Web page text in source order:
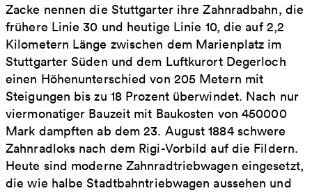
Zacke nennen die Stuttgarter ihre Zahnradbahn, die
frühere Linie 30 und heutige Linie 10, die auf 2,2
Kilometern Länge zwischen dem Marienplatz im
Stuttgarter Süden und dem Luftkurort Degerloch
einen Höhenunterschied von 205 Metern mit
Steigungen bis zu 18 Prozent überwindet. Nach nur
viermonatiger Bauzeit mit Baukosten von 450000
Mark dampften ab dem 23. August 1884 schwere
Zahnradloks nach dem Rigi-Vorbild auf die Fildern.
Heute sind moderne Zahnradtriebwagen eingesetzt,
die wie halbe Stadtbahntriebwagen aussehen und